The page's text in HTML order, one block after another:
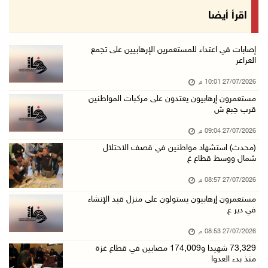
اقرأ أيضا
إصابات في اعتداء للمستعمرين الإرهابيين على تجمع
العراعر
27/07/2026 10:01 م
مستعمرون إرهابيون يعتدون على مركبات المواطنين
قرب جبع ش
27/07/2026 09:04 م
(محدث) استشهاد مواطنين في قصف الاحتلال
شمال ووسط قطاع غ
27/07/2026 08:57 م
مستعمرون إرهابيون يستولون على منزل قيد الإنشاء
في دير ع
27/07/2026 08:53 م
73,329 شهيدا و174,009 مصابين في قطاع غزة
منذ بدء العدوا